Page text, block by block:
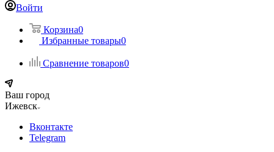
Войти
Корзина0
Избранные товары0
Сравнение товаров0
Ваш город
Ижевск
Вконтакте
Telegram